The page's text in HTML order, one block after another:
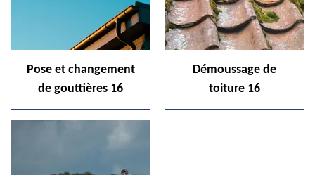
Pose et changement
de gouttières 16
Démoussage de
toiture 16